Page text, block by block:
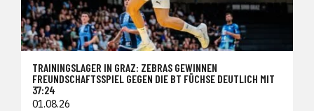
TRAININGSLAGER IN GRAZ: ZEBRAS GEWINNEN
FREUNDSCHAFTSSPIEL GEGEN DIE BT FÜCHSE DEUTLICH MIT
37:24
01.08.26